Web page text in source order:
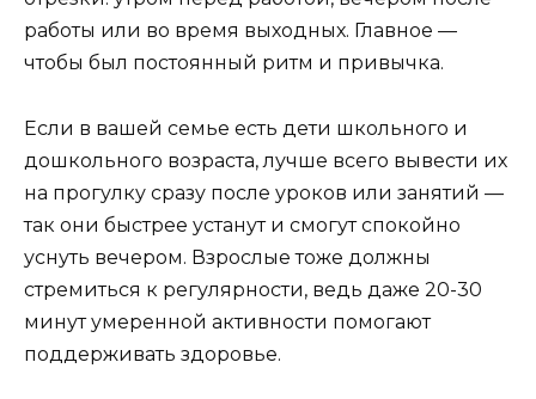
работы или во время выходных. Главное —
чтобы был постоянный ритм и привычка.
Если в вашей семье есть дети школьного и
дошкольного возраста, лучше всего вывести их
на прогулку сразу после уроков или занятий —
так они быстрее устанут и смогут спокойно
уснуть вечером. Взрослые тоже должны
стремиться к регулярности, ведь даже 20-30
минут умеренной активности помогают
поддерживать здоровье.